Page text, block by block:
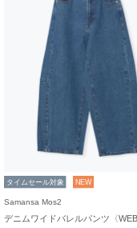
タイムセール対象 NEW
Samansa Mos2